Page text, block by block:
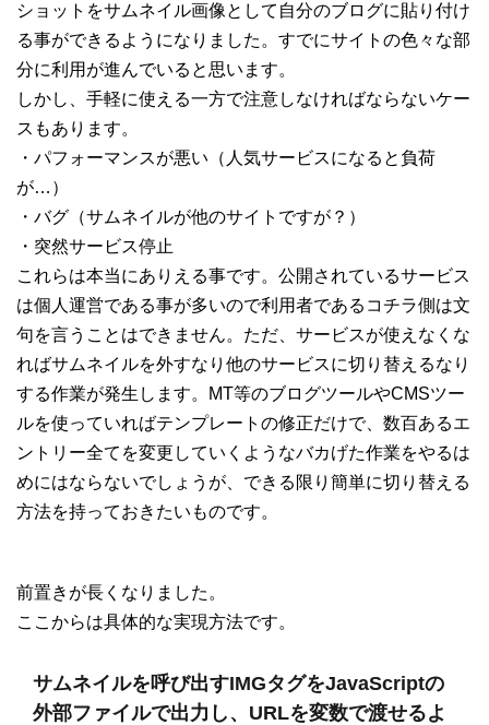
ショットをサムネイル画像として自分のブログに貼り付け
る事ができるようになりました。すでにサイトの色々な部
分に利用が進んでいると思います。
しかし、手軽に使える一方で注意しなければならないケー
スもあります。
・パフォーマンスが悪い（人気サービスになると負荷
が…）
・バグ（サムネイルが他のサイトですが？）
・突然サービス停止
これらは本当にありえる事です。公開されているサービス
は個人運営である事が多いので利用者であるコチラ側は文
句を言うことはできません。ただ、サービスが使えなくな
ればサムネイルを外すなり他のサービスに切り替えるなり
する作業が発生します。MT等のブログツールやCMSツー
ルを使っていればテンプレートの修正だけで、数百あるエ
ントリー全てを変更していくようなバカげた作業をやるは
めにはならないでしょうが、できる限り簡単に切り替える
方法を持っておきたいものです。
前置きが長くなりました。
ここからは具体的な実現方法です。
サムネイルを呼び出すIMGタグをJavaScriptの
外部ファイルで出力し、URLを変数で渡せるよ